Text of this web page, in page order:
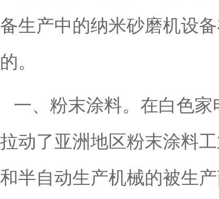
备生产中的纳米砂磨机设
的。
一、粉末涂料。在白色
拉动了亚洲地区粉末涂料
和半自动生产机械的被生